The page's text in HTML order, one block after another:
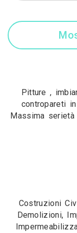
Pitture ,
contropareti
Massima
Costruzioni
Demolizioni,